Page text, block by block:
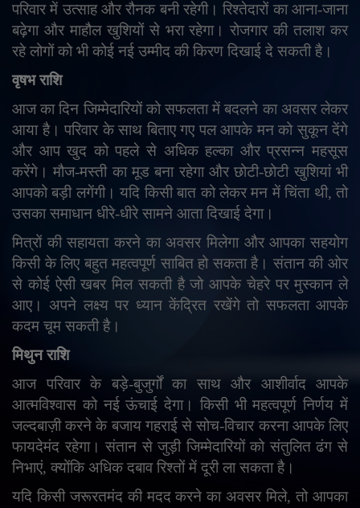
परिवार में उत्साह और रौनक बनी रहेगी। रिश्तेदारों का आना-जाना
बढ़ेगा और माहौल खुशियों से भरा रहेगा। रोजगार की तलाश कर
रहे लोगों को भी कोई नई उम्मीद की किरण दिखाई दे सकती है।
वृषभ राशि
आज का दिन जिम्मेदारियों को सफलता में बदलने का अवसर लेकर
आया है। परिवार के साथ बिताए गए पल आपके मन को सुकून देंगे
और आप खुद को पहले से अधिक हल्का और प्रसन्न महसूस
करेंगे। मौज-मस्ती का मूड बना रहेगा और छोटी-छोटी खुशियां भी
आपको बड़ी लगेंगी। यदि किसी बात को लेकर मन में चिंता थी,तो
उसका समाधान धीरे-धीरे सामने आता दिखाई देगा।
मित्रों की सहायता करने का अवसर मिलेगा और आपका सहयोग
किसी के लिए बहुत महत्वपूर्ण साबित हो सकता है। संतान की ओर
से कोई ऐसी खबर मिल सकती है जो आपके चेहरे पर मुस्कान ले
आए। अपने लक्ष्य पर ध्यान केंद्रित रखेंगे तो सफलता आपके
कदम चूम सकती है।
मिथुन राशि
आज परिवार के बड़े-बुजुर्गों का साथ और आशीर्वाद आपके
आत्मविश्वास को नई ऊंचाई देगा। किसी भी महत्वपूर्ण निर्णय में
जल्दबाज़ी करने के बजाय गहराई से सोच-विचार करना आपके लिए
फायदेमंद रहेगा। संतान से जुड़ी जिम्मेदारियों को संतुलित ढंग से
निभाएं, क्योंकि अधिक दबाव रिश्तों में दूरी ला सकता है।
यदि किसी जरूरतमंद की मदद करने का अवसर मिले,तो आपका